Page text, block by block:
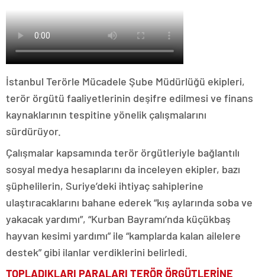
İstanbul Terörle Mücadele Şube Müdürlüğü ekipleri,
terör örgütü faaliyetlerinin deşifre edilmesi ve finans
kaynaklarının tespitine yönelik çalışmalarını
sürdürüyor.
Çalışmalar kapsamında terör örgütleriyle bağlantılı
sosyal medya hesaplarını da inceleyen ekipler, bazı
şüphelilerin, Suriye’deki ihtiyaç sahiplerine
ulaştıracaklarını bahane ederek “kış aylarında soba ve
yakacak yardımı”, “Kurban Bayramı’nda küçükbaş
hayvan kesimi yardımı” ile “kamplarda kalan ailelere
destek” gibi ilanlar verdiklerini belirledi.
TOPLADIKLARI PARALARI TERÖR ÖRGÜTLERİNE